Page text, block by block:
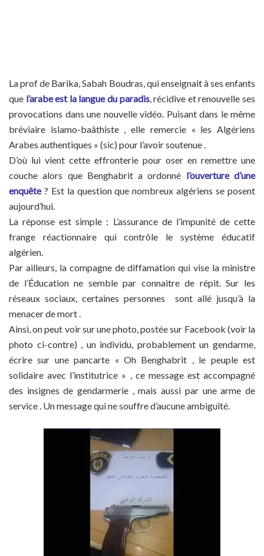
La prof de Barika, Sabah Boudras, qui enseignait à ses enfants
que l’arabe est la langue du paradis, récidive et renouvelle ses
provocations dans une nouvelle vidéo. Puisant dans le même
bréviaire islamo-baâthiste , elle remercie « les Algériens
Arabes authentiques » (sic) pour l’avoir soutenue .
D’où lui vient cette effronterie pour oser en remettre une
couche alors que Benghabrit a ordonné l’ouverture d’une
enquête? Est la question que nombreux algériens se posent
aujourd’hui.
La réponse est simple : L’assurance de l’impunité de cette
frange réactionnaire qui contrôle le système éducatif
algérien.
Par ailleurs, la compagne de diffamation qui vise la ministre
de l’Éducation ne semble par connaitre de répit. Sur les
réseaux sociaux, certaines personnes sont allé jusqu’à la
menacer de mort .
Ainsi, on peut voir sur une photo, postée sur Facebook (voir la
photo ci-contre) , un individu, probablement un gendarme,
écrire sur une pancarte « Oh Benghabrit , le peuple est
solidaire avec l’institutrice » , ce message est accompagné
des insignes de gendarmerie , mais aussi par une arme de
service . Un message qui ne souffre d’aucune ambiguïté.